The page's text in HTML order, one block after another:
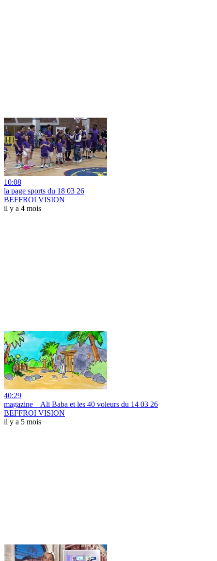
10:08
la page sports du 18 03 26
BEFFROI VISION
il y a 4 mois
40:29
magazine _ Ali Baba et les 40 voleurs du 14 03 26
BEFFROI VISION
il y a 5 mois